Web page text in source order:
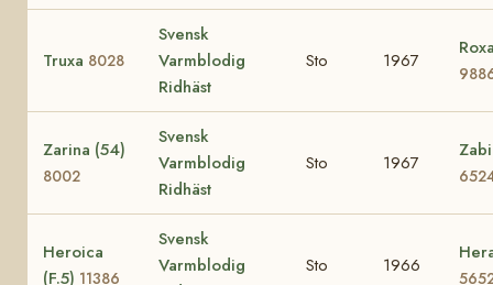
Truxa 8028
Svensk
Varmblodig
Ridhäst
Sto 1967
Zarina (54)
8002
Svensk
Varmblodig
Ridhäst
Sto 1967
Heroica
(F.5) 11386
Svensk
Varmblodig
Sto 1966